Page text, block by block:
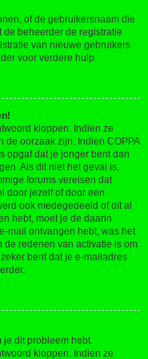
of de gebruikersnaam die
de beheerder de registratie
van nieuwe gebruikers
voor verdere hulp.
kloppen. Indien ze
de oorzaak zijn. Indien COPPA
opgaf dat je jonger bent dan
Als dit niet het geval is,
forums vereisen dat
door jezelf of door een
ook medegedeeld of dit al
hebt, moet je de daarin
mail ontvangen hebt, was het
redenen van activatie is om
bent dat je e-mailadres
je dit probleem hebt.
kloppen. Indien ze